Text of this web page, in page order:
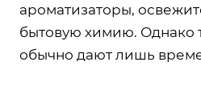
ароматизаторы,
бытовую химию. Однако
обычно дают лишь